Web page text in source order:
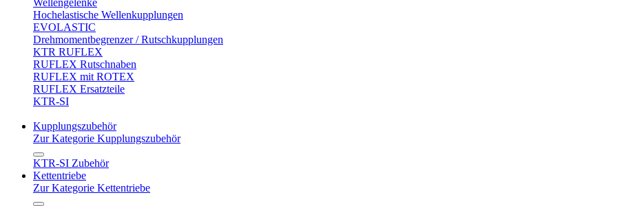
Wellengelenke
Hochelastische Wellenkupplungen
EVOLASTIC
Drehmomentbegrenzer / Rutschkupplungen
KTR RUFLEX
RUFLEX Rutschnaben
RUFLEX mit ROTEX
RUFLEX Ersatzteile
KTR-SI
Kupplungszubehör
Zur Kategorie Kupplungszubehör
KTR-SI Zubehör
Kettentriebe
Zur Kategorie Kettentriebe